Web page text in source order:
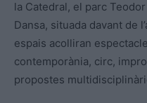
la Catedral, el parc
Dansa, situada davant de
espais acolliran
contemporània, circ,
propostes